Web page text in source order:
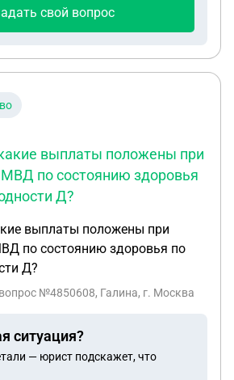
медкомиссию сказать что
заключить контракт возьмут
свой вопрос
выплаты положены при
МВД по состоянию здоровья
Д?
выплаты положены при
по состоянию здоровья по
Д?
№4850608, Галина, г. Москва
ситуация?
— юрист подскажет, что